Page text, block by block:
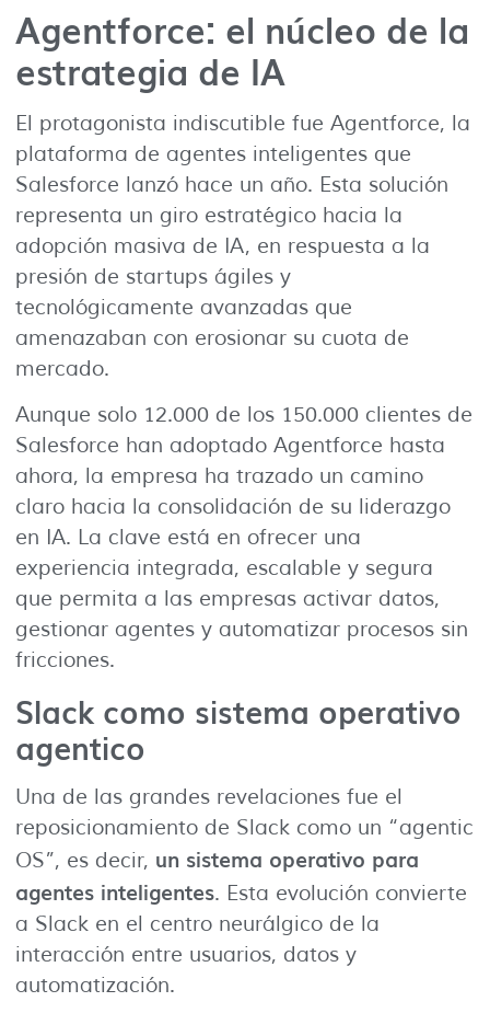
Agentforce: el núcleo de la
estrategia de IA
El protagonista indiscutible fue Agentforce, la
plataforma de agentes inteligentes que
Salesforce lanzó hace un año. Esta solución
representa un giro estratégico hacia la
adopción masiva de IA, en respuesta a la
presión de startups ágiles y
tecnológicamente avanzadas que
amenazaban con erosionar su cuota de
mercado.
Aunque solo 12.000 de los 150.000 clientes de
Salesforce han adoptado Agentforce hasta
ahora, la empresa ha trazado un camino
claro hacia la consolidación de su liderazgo
en IA. La clave está en ofrecer una
experiencia integrada, escalable y segura
que permita a las empresas activar datos,
gestionar agentes y automatizar procesos sin
fricciones.
Slack como sistema operativo
agentico
Una de las grandes revelaciones fue el
reposicionamiento de Slack como un “agentic
OS”, es decir, un sistema operativo para
agentes inteligentes. Esta evolución convierte
a Slack en el centro neurálgico de la
interacción entre usuarios, datos y
automatización.